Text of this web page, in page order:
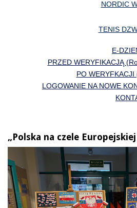
NORDIC
TENIS
E-
PRZED WERYFIKACJĄ
PO
LOGOWANIE NA NOWE
„Polska na czele